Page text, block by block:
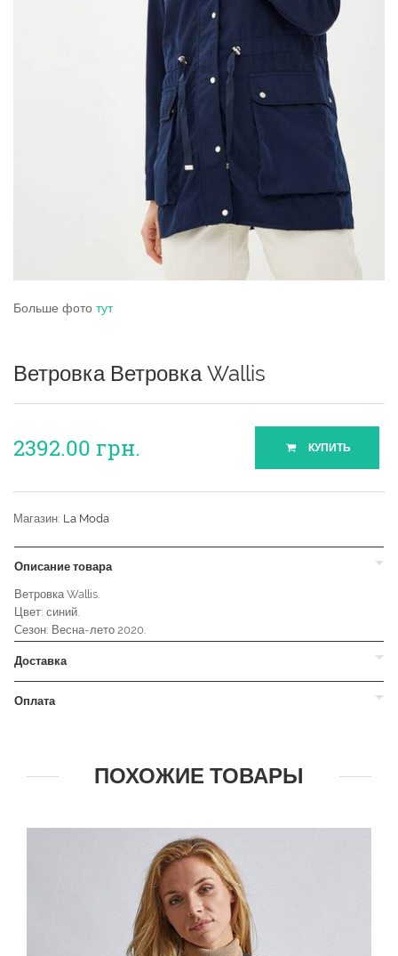
Больше фото тут
Ветровка Ветровка Wallis
2392.00 грн. КУПИТЬ
Магазин: La Moda
Описание товара
Ветровка Wallis.
Цвет: синий.
Сезон: Весна-лето 2020.
Доставка
Оплата
ПОХОЖИЕ ТОВАРЫ